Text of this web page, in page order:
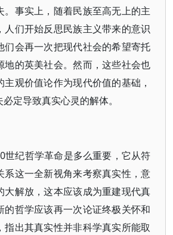
。事实上，随着民族至高无上的主
人们开始反思民族主义带来的意识
们会再一次把现代社会的希望寄托
地的英美社会。然而，这些社会也
主观价值论作为现代价值的基础，
定导致真实心灵的解体。
世纪哲学革命是多么重要，它从符
系这一全新视角来考察真实性，意
大解放，这本应该成为重建现代真
的哲学应该再一次论证终极关怀和
指出其真实性并非科学真实所能取